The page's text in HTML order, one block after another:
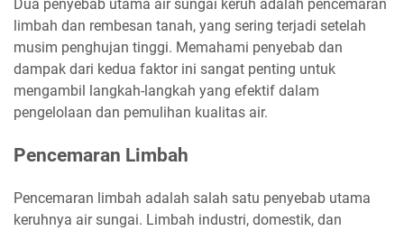
Dua penyebab utama air sungai keruh adalah pencemaran
limbah dan rembesan tanah, yang sering terjadi setelah
musim penghujan tinggi. Memahami penyebab dan
dampak dari kedua faktor ini sangat penting untuk
mengambil langkah-langkah yang efektif dalam
pengelolaan dan pemulihan kualitas air.
Pencemaran Limbah
Pencemaran limbah adalah salah satu penyebab utama
keruhnya air sungai. Limbah industri, domestik, dan